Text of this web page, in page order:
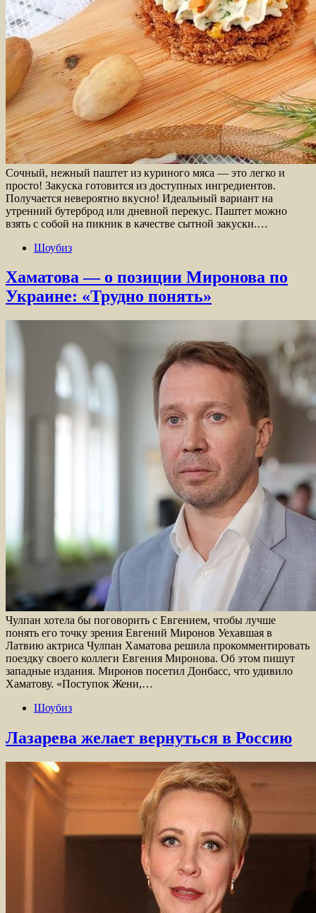
Сочный, нежный паштет из куриного мяса — это легко и
просто! Закуска готовится из доступных ингредиентов.
Получается невероятно вкусно! Идеальный вариант на
утренний бутерброд или дневной перекус. Паштет можно
взять с собой на пикник в качестве сытной закуски.…
Шоубиз
Хаматова — о позиции Миронова по
Украине: «Трудно понять»
Чулпан хотела бы поговорить с Евгением, чтобы лучше
понять его точку зрения Евгений Миронов Уехавшая в
Латвию актриса Чулпан Хаматова решила прокомментировать
поездку своего коллеги Евгения Миронова. Об этом пишут
западные издания. Миронов посетил Донбасс, что удивило
Хаматову. «Поступок Жени,…
Шоубиз
Лазарева желает вернуться в Россию